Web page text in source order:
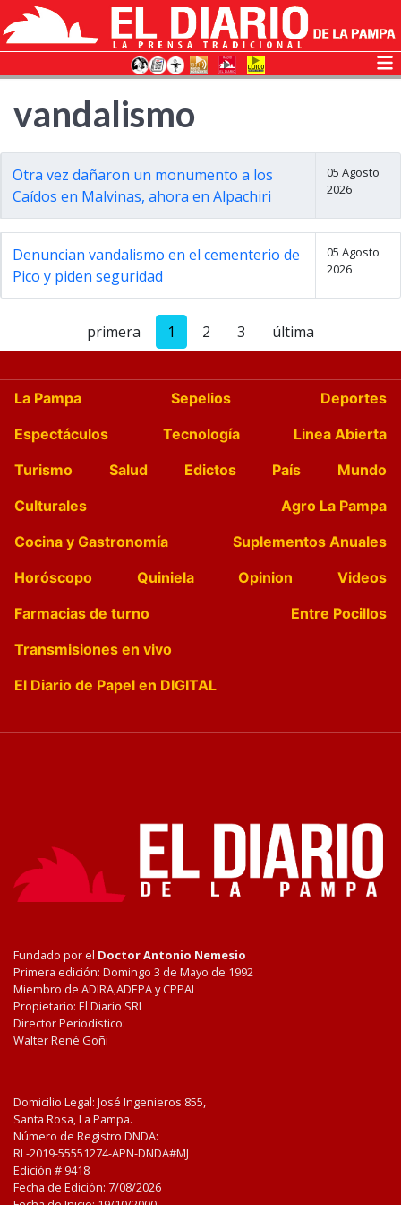
vandalismo
Otra vez dañaron un monumento a los
Caídos en Malvinas, ahora en Alpachiri
05 Agosto
2026
Denuncian vandalismo en el cementerio de
Pico y piden seguridad
05 Agosto
2026
primera 1 2 3 última
La Pampa Sepelios
Deportes
Espectáculos
Tecnología
Linea Abierta
Turismo
Salud Edictos País
Mundo
Culturales
Agro La Pampa
Cocina y Gastronomía
Suplementos Anuales
Horóscopo
Quiniela Opinion
Videos
Farmacias de turno
Entre Pocillos
Transmisiones en vivo
El Diario de Papel en DIGITAL
Fundado por el Doctor Antonio Nemesio
Primera edición: Domingo 3 de Mayo de 1992
Miembro de ADIRA,ADEPA y CPPAL
Propietario: El Diario SRL
Director Periodístico:
Walter René Goñi
Domicilio Legal: José Ingenieros 855,
Santa Rosa, La Pampa.
Número de Registro DNDA:
RL-2019-55551274-APN-DNDA#MJ
Edición # 9418
Fecha de Edición: 7/08/2026